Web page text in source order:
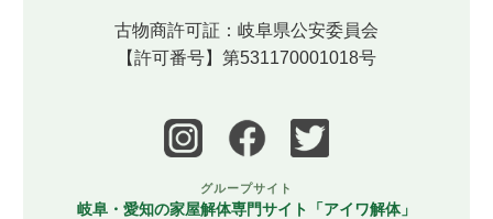
古物商許可証：岐阜県公安委員会
【許可番号】第531170001018号
グループサイト
岐阜・愛知の家屋解体専門サイト「アイワ解体」